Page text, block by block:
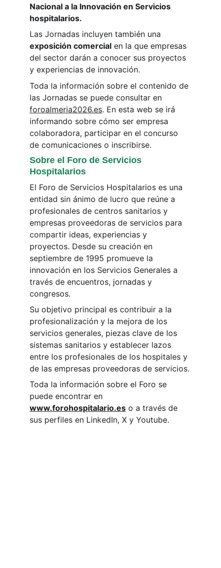
Nacional a la Innovación en Servicios
hospitalarios.
Las Jornadas incluyen también una
exposición comercial en la que empresas
del sector darán a conocer sus proyectos
y experiencias de innovación.
Toda la información sobre el contenido de
las Jornadas se puede consultar en
foroalmeria2026.es. En esta web se irá
informando sobre cómo ser empresa
colaboradora, participar en el concurso
de comunicaciones o inscribirse.
Sobre el Foro de Servicios
Hospitalarios
El Foro de Servicios Hospitalarios es una
entidad sin ánimo de lucro que reúne a
profesionales de centros sanitarios y
empresas proveedoras de servicios para
compartir ideas, experiencias y
proyectos. Desde su creación en
septiembre de 1995 promueve la
innovación en los Servicios Generales a
través de encuentros, jornadas y
congresos.
Su objetivo principal es contribuir a la
profesionalización y la mejora de los
servicios generales, piezas clave de los
sistemas sanitarios y establecer lazos
entre los profesionales de los hospitales y
de las empresas proveedoras de servicios.
Toda la información sobre el Foro se
puede encontrar en
www.forohospitalario.es o a través de
sus perfiles en LinkedIn, X y Youtube.